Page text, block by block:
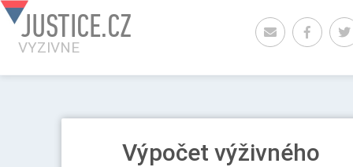
JUSTICE.CZ
VYZIVNE
Výpočet výživného